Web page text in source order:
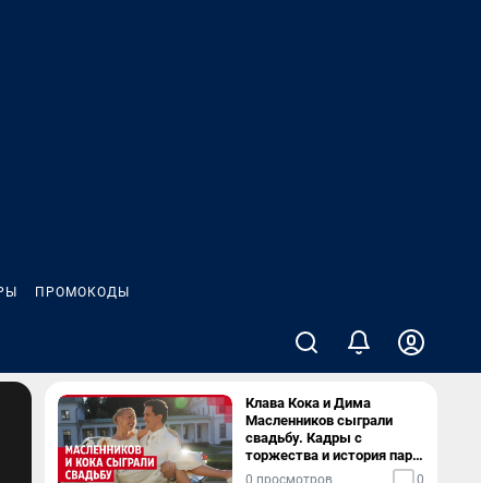
ПРОМОКОДЫ
Клава Кока и Дима
Масленников сыграли
свадьбу. Кадры с
торжества и история пары
— в видео
0 просмотров 0